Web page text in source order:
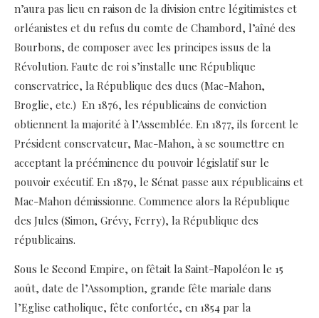
n’aura pas lieu en raison de la division entre légitimistes et
orléanistes et du refus du comte de Chambord, l’aîné des
Bourbons, de composer avec les principes issus de la
Révolution. Faute de roi s’installe une République
conservatrice, la République des ducs (Mac-Mahon,
Broglie, etc.) En 1876, les républicains de conviction
obtiennent la majorité à l’Assemblée. En 1877, ils forcent le
Président conservateur, Mac-Mahon, à se soumettre en
acceptant la prééminence du pouvoir législatif sur le
pouvoir exécutif. En 1879, le Sénat passe aux républicains et
Mac-Mahon démissionne. Commence alors la République
des Jules (Simon, Grévy, Ferry), la République des
républicains.
Sous le Second Empire, on fêtait la Saint-Napoléon le 15
août, date de l’Assomption, grande fête mariale dans
l’Eglise catholique, fête confortée, en 1854 par la